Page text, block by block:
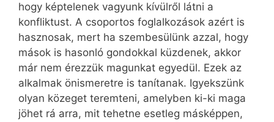
hogy képtelenek vagyunk kívülről látni a
konfliktust. A csoportos foglalkozások azért is
hasznosak, mert ha szembesülünk azzal, hogy
mások is hasonló gondokkal küzdenek, akkor
már nem érezzük magunkat egyedül. Ezek az
alkalmak önismeretre is tanítanak. Igyekszünk
olyan közeget teremteni, amelyben ki-ki maga
jöhet rá arra, mit tehetne esetleg másképpen,